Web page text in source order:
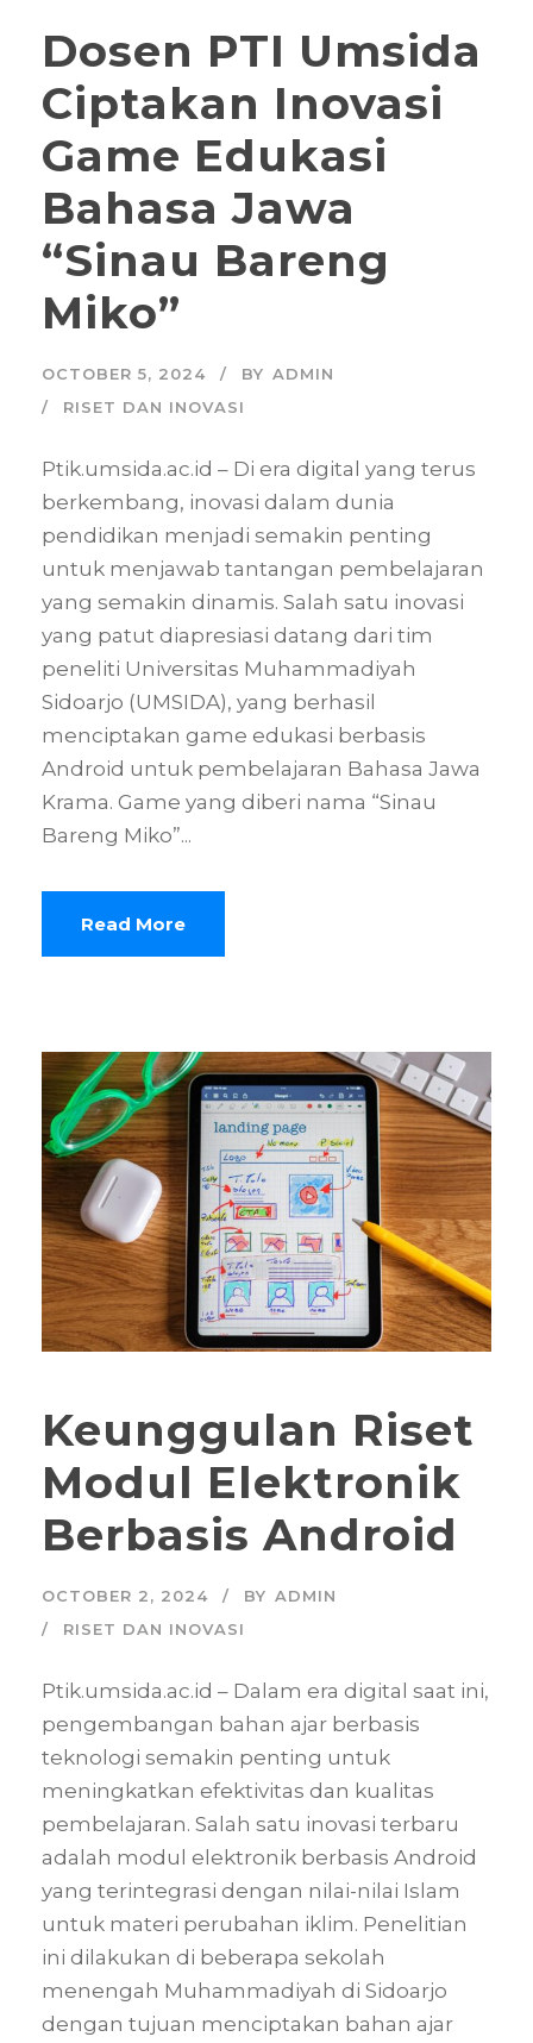
Dosen PTI Umsida
Ciptakan Inovasi
Game Edukasi
Bahasa Jawa
“Sinau Bareng
Miko”
OCTOBER 5, 2024 BY ADMIN
RISET DAN INOVASI
Ptik.umsida.ac.id – Di era digital yang terus
berkembang, inovasi dalam dunia
pendidikan menjadi semakin penting
untuk menjawab tantangan pembelajaran
yang semakin dinamis. Salah satu inovasi
yang patut diapresiasi datang dari tim
peneliti Universitas Muhammadiyah
Sidoarjo (UMSIDA), yang berhasil
menciptakan game edukasi berbasis
Android untuk pembelajaran Bahasa Jawa
Krama. Game yang diberi nama “Sinau
Bareng Miko”...
Read More
Keunggulan Riset
Modul Elektronik
Berbasis Android
OCTOBER 2, 2024 BY ADMIN
RISET DAN INOVASI
Ptik.umsida.ac.id – Dalam era digital saat ini,
pengembangan bahan ajar berbasis
teknologi semakin penting untuk
meningkatkan efektivitas dan kualitas
pembelajaran. Salah satu inovasi terbaru
adalah modul elektronik berbasis Android
yang terintegrasi dengan nilai-nilai Islam
untuk materi perubahan iklim. Penelitian
ini dilakukan di beberapa sekolah
menengah Muhammadiyah di Sidoarjo
dengan tujuan menciptakan bahan ajar